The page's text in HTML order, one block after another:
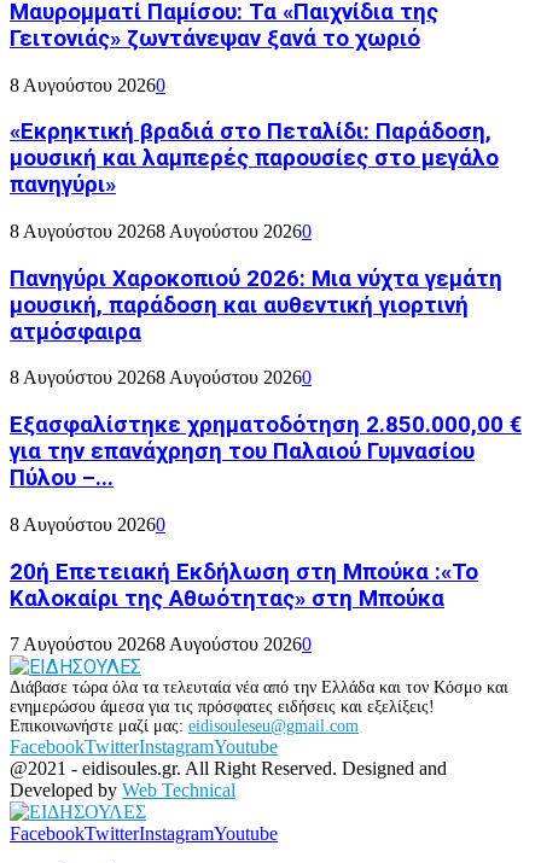
Μαυρομματί Παμίσου: Τα «Παιχνίδια της
Γειτονιάς» ζωντάνεψαν ξανά το χωριό
8 Αυγούστου 20260
«Εκρηκτική βραδιά στο Πεταλίδι: Παράδοση,
μουσική και λαμπερές παρουσίες στο μεγάλο
πανηγύρι»
8 Αυγούστου 20268 Αυγούστου 20260
Πανηγύρι Χαροκοπιού 2026: Μια νύχτα γεμάτη
μουσική, παράδοση και αυθεντική γιορτινή
ατμόσφαιρα
8 Αυγούστου 20268 Αυγούστου 20260
Εξασφαλίστηκε χρηματοδότηση 2.850.000,00 €
για την επανάχρηση του Παλαιού Γυμνασίου
Πύλου –...
8 Αυγούστου 20260
20ή Επετειακή Εκδήλωση στη Μπούκα :«Το
Καλοκαίρι της Αθωότητας» στη Μπούκα
7 Αυγούστου 20268 Αυγούστου 20260
Διάβασε τώρα όλα τα τελευταία νέα από την Ελλάδα και τον Κόσμο και
ενημερώσου άμεσα για τις πρόσφατες ειδήσεις και εξελίξεις!
Επικοινωνήστε μαζί μας: eidisouleseu@gmail.com
FacebookTwitterInstagramYoutube
@2021 - eidisoules.gr. All Right Reserved. Designed and
Developed by Web Technical
FacebookTwitterInstagramYoutube